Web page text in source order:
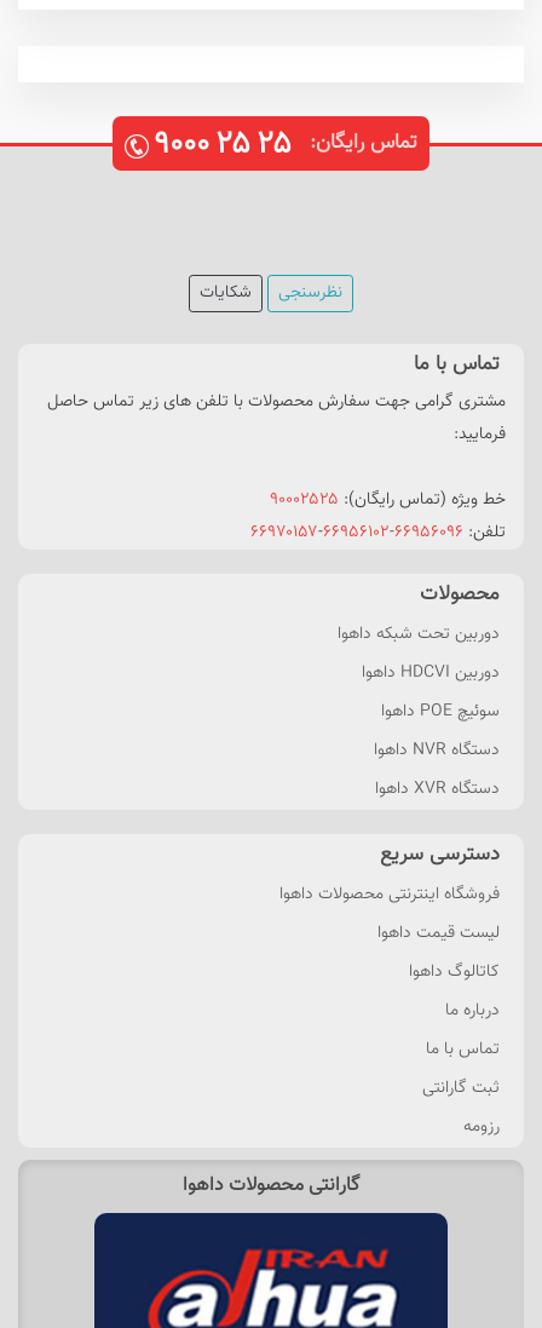
تماس رایگان: ۹۰۰۰۲۵۲۵
نظرسنجی شکایات
تماس با ما
مشتری گرامی جهت سفارش محصولات با تلفن های زیر تماس حاصل
فرمایید:
خط ویژه (تماس رایگان): ۹۰۰۰۲۵۲۵
تلفن: ۶۶۹۵۶۰۹۶-۶۶۹۵۶۱۰۲-۶۶۹۷۰۱۵۷
محصولات
دوربین تحت شبکه داهوا
دوربین HDCVI داهوا
سوئیچ POE داهوا
دستگاه NVR داهوا
دستگاه XVR داهوا
دسترسی سریع
فروشگاه اینترنتی محصولات داهوا
لیست قیمت داهوا
کاتالوگ داهوا
درباره ما
تماس با ما
ثبت گارانتی
رزومه
گارانتی محصولات داهوا